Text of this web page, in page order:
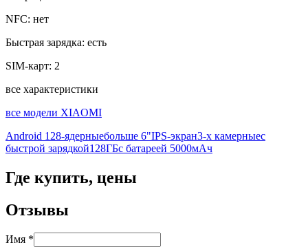
NFC: нет
Быстрая зарядка: есть
SIM-карт: 2
все характеристики
все модели XIAOMI
Android 128-ядерныебольше 6"IPS-экран3-х камерныес
быстрой зарядкой128ГБс батареей 5000мАч
Где купить, цены
Отзывы
Имя *